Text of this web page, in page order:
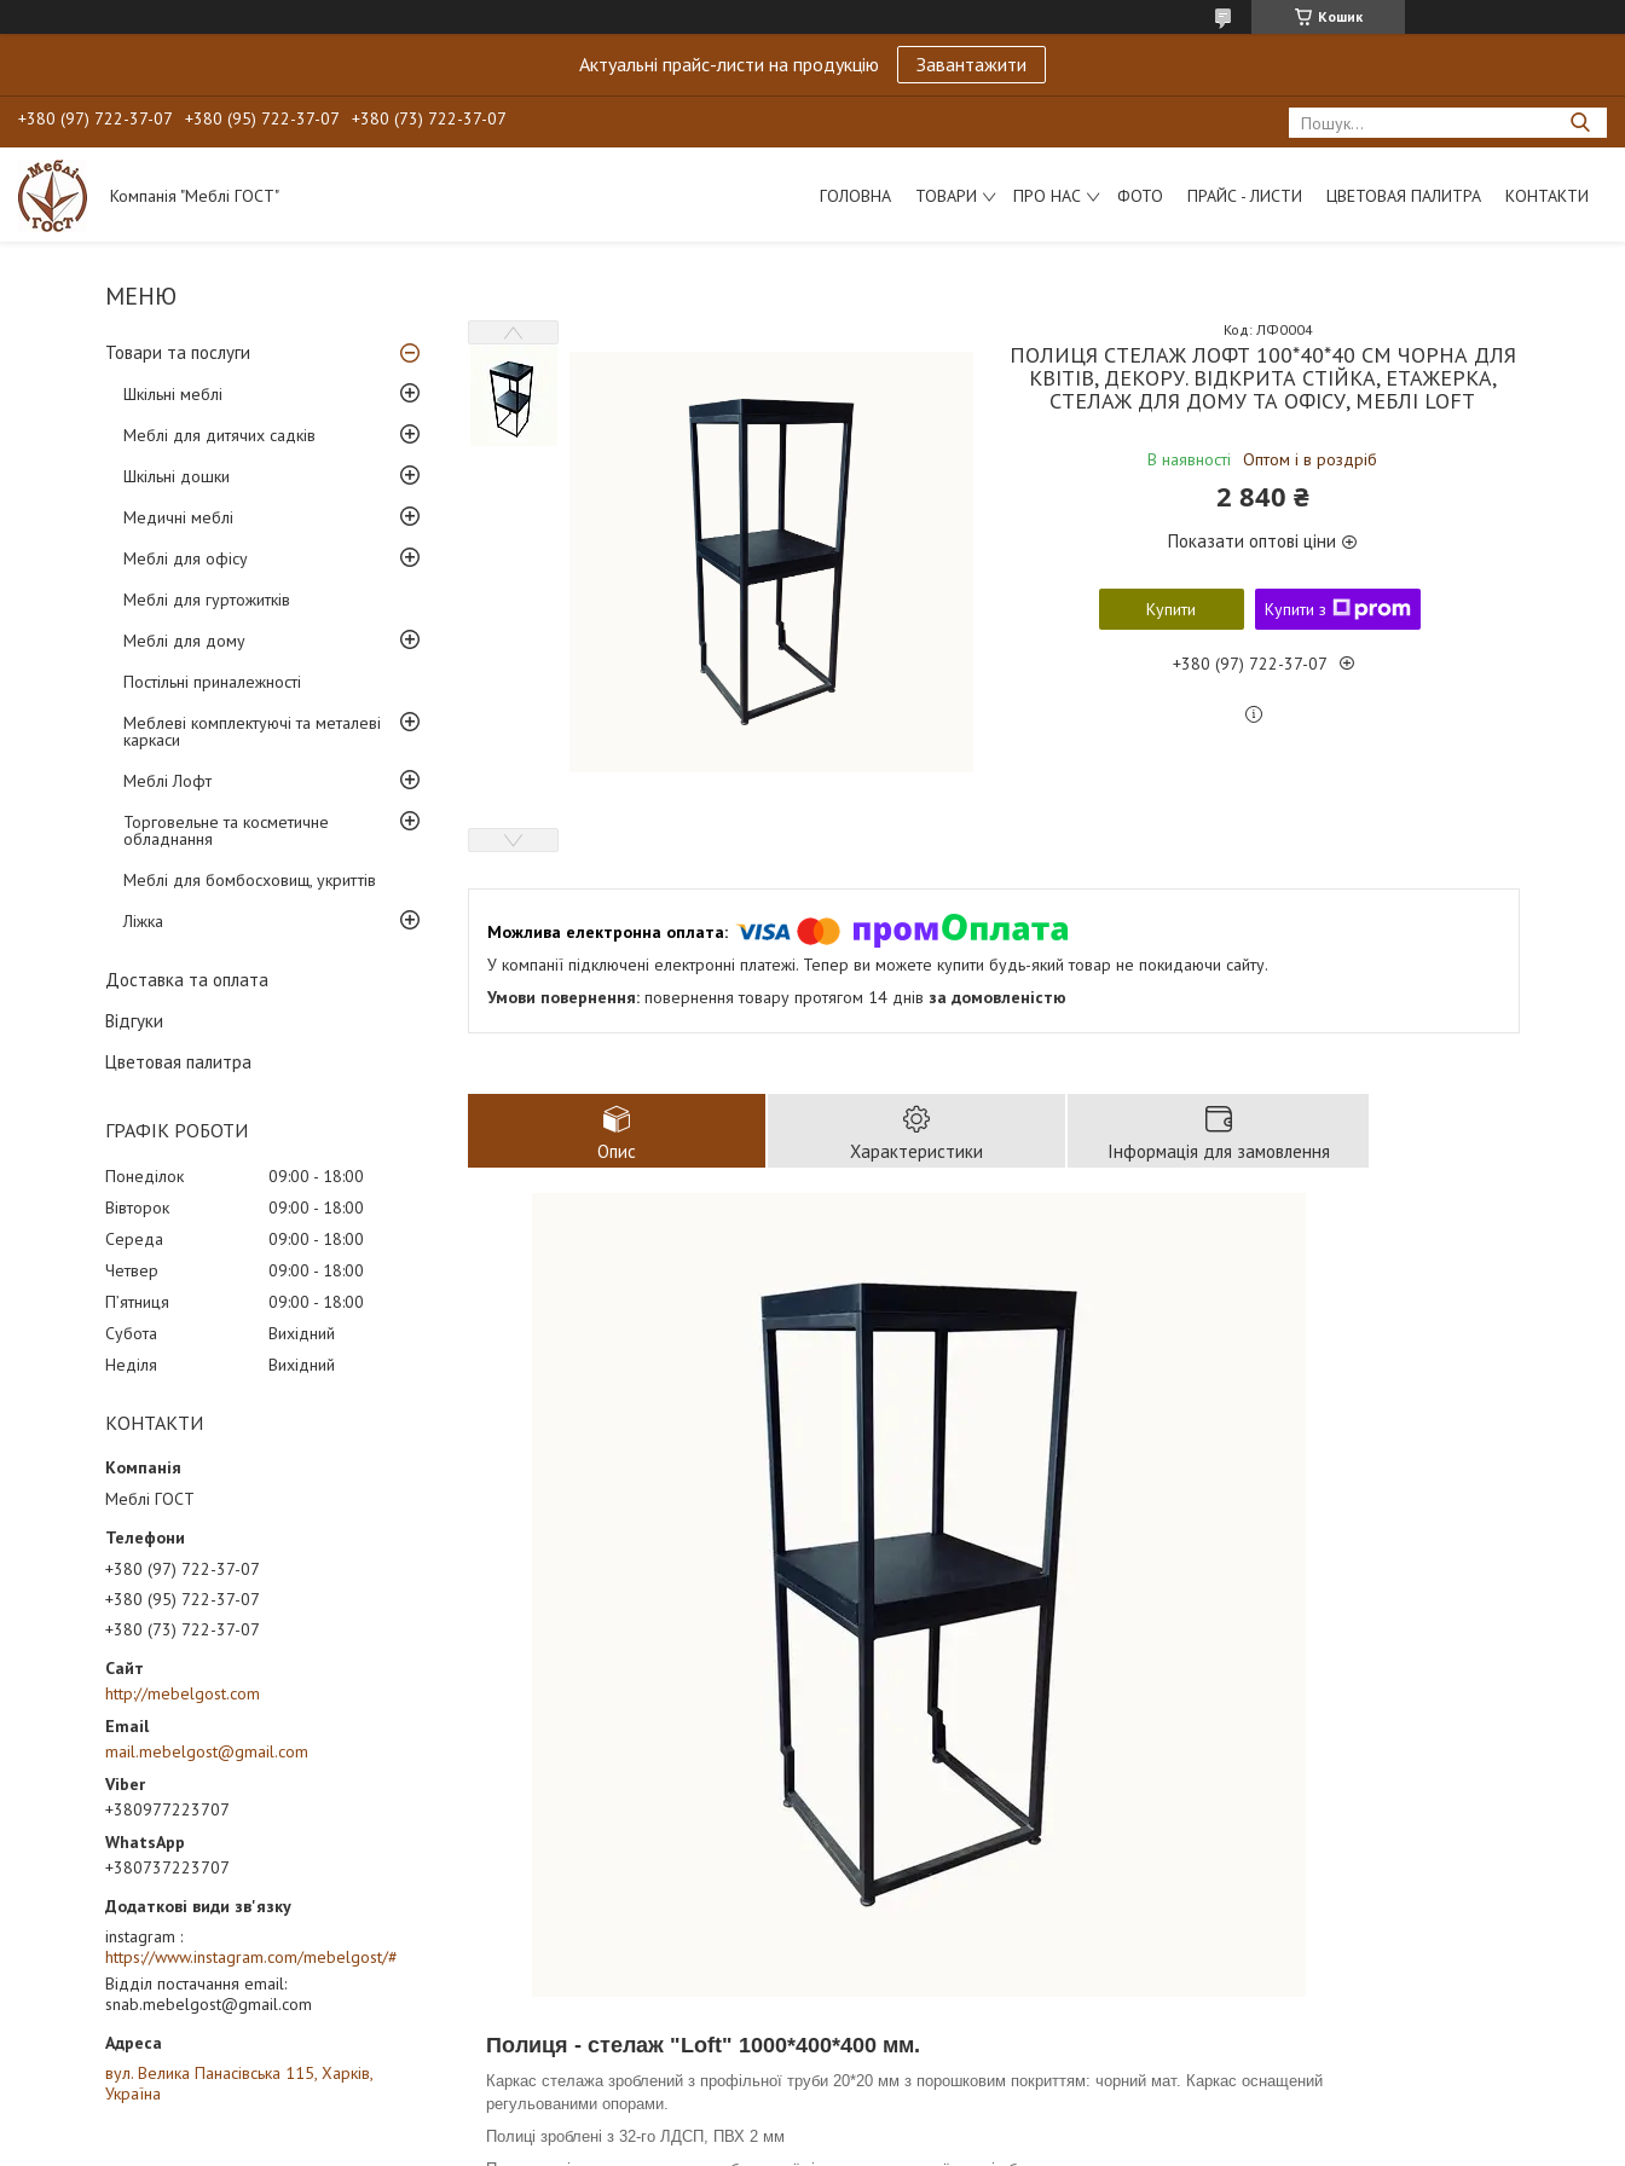
Кошик
Актуальні прайс-листи на продукцію Завантажити
+380 (97) 722-37-07 +380 (95) 722-37-07 +380 (73) 722-37-07
Компанія "Меблі ГОСТ" ГОЛОВНА ТОВАРИ ПРО НАС ФОТО ПРАЙС - ЛИСТИ ЦВЕТОВАЯ ПАЛИТРА КОНТАКТИ
Товари та послуги
Шкільні меблі
Меблі для дитячих садків
Шкільні дошки
Медичні меблі
Меблі для офісу
Меблі для гуртожитків
Меблі для дому
Постільні приналежності
Меблеві комплектуючі та металеві
каркаси
Меблі Лофт
Торговельне та косметичне
обладнання
Меблі для бомбосховищ, укриттів
Ліжка
Доставка та оплата
Відгуки
Цветовая палитра
ГРАФІК РОБОТИ
Понеділок 09:00
18:00
Вівторок
09:00
18:00
Середа
09:00
18:00
Четвер
09:00
18:00
Пʼятниця
09:00
18:00
Субота
Вихідний
Неділя
Вихідний
КОНТАКТИ
Меблі ГОСТ
+380 (97) 722-37-07
+380 (95) 722-37-07
+380 (73) 722-37-07
http://mebelgost.com
mail.mebelgost@gmail.com
+380977223707
+380737223707
instagram
https://www.instagram.com/mebelgost/#
Відділ постачання email
snab.mebelgost@gmail.com
вул. Велика Панасівська 115, Харків,
Україна
ПОЛИЦЯ СТЕЛАЖ ЛОФТ 100*40*40 СМ ЧОРНА ДЛЯ
КВІТІВ, ДЕКОРУ. ВІДКРИТА СТІЙКА, ЕТАЖЕРКА,
СТЕЛАЖ ДЛЯ ДОМУ ТА ОФІСУ, МЕБЛІ LOFT
В наявності Оптом і в роздріб
Код:ЛФ0004
2 840 ₴
Показати оптові ціни
Купити Купити з
+380 (97) 722-37-07
У компанії підключені електронні платежі. Тепер ви можете купити будь-який товар не покидаючи сайту.
повернення товару протягом 14 днів за домовленістю
Опис Характеристики Інформація для замовлення
Полиця - стелаж "Loft" 1000*400*400 мм.
Каркас стелажа зроблений з профільної труби 20*20 мм з порошковим покриттям: чорний мат. Каркас оснащений
регульованими опорами.
Полиці зроблені з 32-го ЛДСП, ПВХ 2 мм